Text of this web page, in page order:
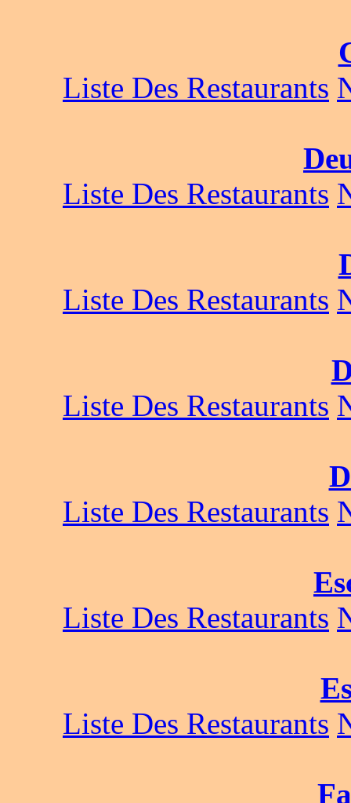
Liste Des Restaurants
Liste Des Restaurants
Liste Des Restaurants
Liste Des Restaurants
Liste Des Restaurants
Liste Des Restaurants
Liste Des Restaurants